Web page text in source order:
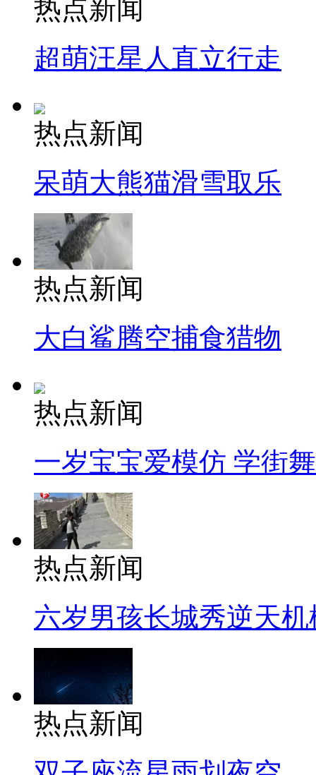
热点新闻
超萌汪星人直立行走
热点新闻
呆萌大熊猫滑雪取乐
热点新闻
大白鲨腾空捕食猎物
热点新闻
一岁宝宝爱模仿 学街
热点新闻
六岁男孩长城秀逆天机
热点新闻